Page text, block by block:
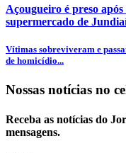
Açougueiro é preso
supermercado de
Vítimas sobreviveram e
de homicídio...
Nossas notícias no
Receba as notícias do
mensagens.